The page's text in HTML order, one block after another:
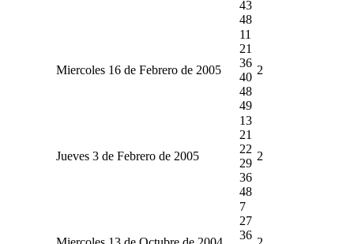
43
48
Miercoles 16 de Febrero de 2005
11
21
36
40
48
49
2
Jueves 3 de Febrero de 2005
13
21
22
29
36
48
2
7
27
36